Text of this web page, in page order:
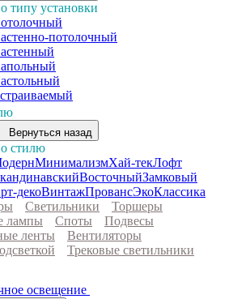
типу установки
потолочный
Вернуться назад
стилю
МинимализмХай-текЛофт
ВосточныйЗамковый
декоВинтажПровансЭкоКлассика
Светильники
Торшеры
лампы
Споты
Подвесы
ленты
Вентиляторы
Трековые светильники
освещение